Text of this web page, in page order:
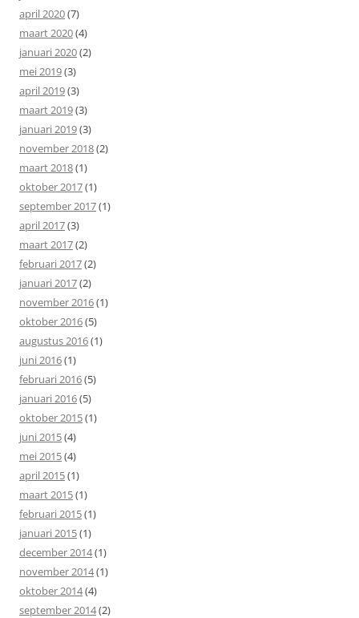
april 2020(7)
maart 2020(4)
januari 2020(2)
mei 2019(3)
april 2019(3)
maart 2019(3)
januari 2019(3)
november 2018(2)
maart 2018(1)
oktober 2017(1)
september 2017(1)
april 2017(3)
maart 2017(2)
februari 2017(2)
januari 2017(2)
november 2016(1)
oktober 2016(5)
augustus 2016(1)
juni 2016(1)
februari 2016(5)
januari 2016(5)
oktober 2015(1)
juni 2015(4)
mei 2015(4)
april 2015(1)
maart 2015(1)
februari 2015(1)
januari 2015(1)
december 2014(1)
november 2014(1)
oktober 2014(4)
september 2014(2)